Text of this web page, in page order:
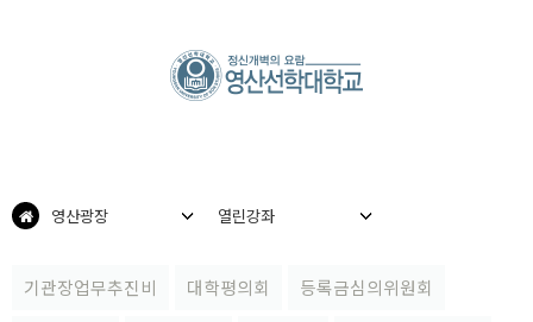
열린강좌
영산광장
기관장업무추진비 대학평의회 등록금심의위원회